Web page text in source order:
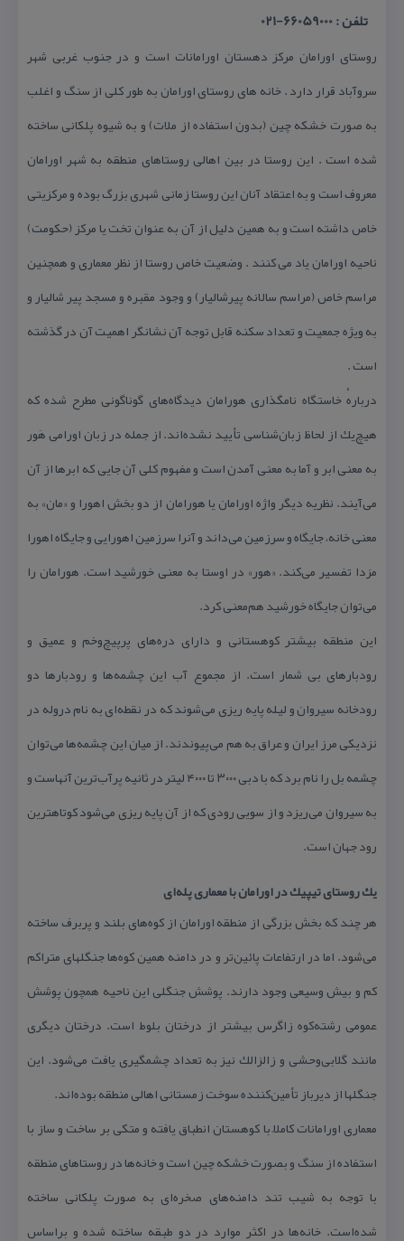
تلفن : 66059000-021
روستای اورامان مركز دهستان اورامانات است و در جنوب غربی شهر
سروآباد قرار دارد . خانه های روستای اورامان به طور كلی از سنگ و اغلب
به صورت خشكه چین (بدون استفاده از ملات) و به شیوه پلكانی ساخته
شده است . این روستا در بین اهالی روستاهای منطقه به شهر اورامان
معروف است و به اعتقاد آنان این روستا زمانی شهری بزرگ بوده و مركزیتی
خاص داشته است و به همین دلیل از آن به عنوان تخت یا مركز (حكومت)
ناحیه اورامان یاد می كنند . وضعیت خاص روستا از نظر معماری و همچنین
مراسم خاص (مراسم سالانه پیرشالیار) و وجود مقبره و مسجد پیر شالیار و
به ویژه جمعیت و تعداد سكنه قابل توجه آن نشانگر اهمیت آن در گذشته
است .
دربارهٔ خاستگاه نامگذاری هورامان دیدگاه‌های گوناگونی مطرح شده كه
هیچ‌یك از لحاظ زبان‌شناسی تأیید نشده‌اند. از جمله در زبان اورامی هَور
به معنی ابر و آما به معنی آمدن است و مفهوم كلی آن جایی كه ابرها از آن
می‌آیند. نظریه دیگر واژه اورامان یا هورامان از دو بخش اهورا و «مان» به
معنی خانه، جایگاه و سرزمین می‌داند و آنرا سرزمین اهورایی و جایگاه اهورا
مزدا تفسیر می‌كند. «هور» در اوستا به معنی خورشید است. هورامان را
می‌توان جایگاه خورشید هم‌معنی كرد.
این منطقه بیشتر كوهستانی و دارای دره‌های پرپیچ‌وخم و عمیق و
رودبارهای بی شمار است. از مجموع آب این چشمه‌ها و رودبارها دو
رودخانه سیروان و لیله پایه ریزی می‌شوند كه در نقطه‌ای به نام دروله در
نزدیكی مرز ایران و عراق به هم می‌پیوندند. از میان این چشمه‌ها می‌توان
چشمه بل را نام برد كه با دبی ۳۰۰۰ تا ۴۰۰۰ لیتر در ثانیه پرآب‌ترین آنهاست و
به سیروان می‌ریزد و از سویی رودی كه از آن پایه ریزی می‌شود كوتاهترین
رود جهان است.
یك روستای تیپیك در اورامان با معماری پله‌ای
هر چند كه بخش بزرگی از منطقه اورامان از كوه‌های بلند و پربرف ساخته
می‌شود. اما در ارتفاعات پائین‌تر و در دامنه همین كوه‌ها جنگلهای متراكم
كم و بیش وسیعی وجود دارند. پوشش جنگلی این ناحیه همچون پوشش
عمومی رشته‌كوه زاگرس بیشتر از درختان بلوط است. درختان دیگری
مانند گلابی‌وحشی و زالزالك نیز به تعداد چشمگیری یافت می‌شود. این
جنگلها از دیرباز تأمین‌كننده سوخت زمستانی اهالی منطقه بوده‌اند.
معماری اورامانات كاملاً با كوهستان انطباق یافته و متكی بر ساخت و ساز با
استفاده از سنگ و بصورت خشكه چین است و خانه‌ها در روستاهای منطقه
با توجه به شیب تند دامنه‌های صخره‌ای به صورت پلكانی ساخته
شده‌است. خانه‌ها در اكثر موارد در دو طبقه ساخته شده و براساس